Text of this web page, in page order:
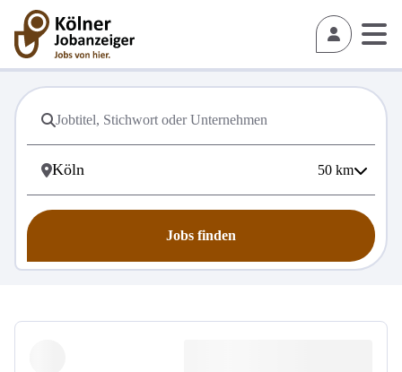
50 km
Jobs finden